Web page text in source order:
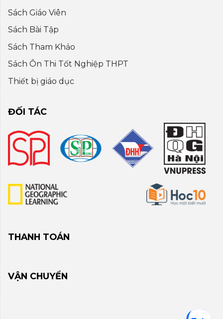
Sách Giáo Viên
Sách Bài Tập
Sách Tham Khảo
Sách Ôn Thi Tốt Nghiệp THPT
Thiết bị giáo dục
ĐỐI TÁC
THANH TOÁN
VẬN CHUYỂN